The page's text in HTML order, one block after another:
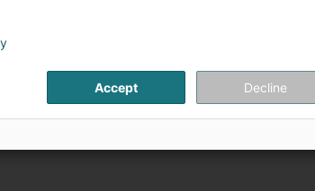
Accept Decline